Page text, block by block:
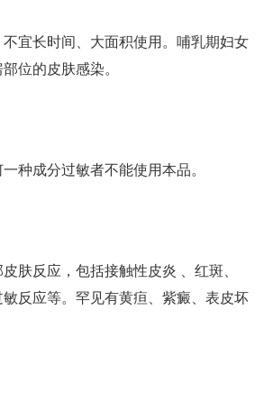
宜长时间、大面积使用。哺乳期妇女
位的皮肤感染。
种成分过敏者不能使用本品。
肤反应，包括接触性皮炎 、红斑、
反应等。罕见有黄疸、紫癜、表皮坏